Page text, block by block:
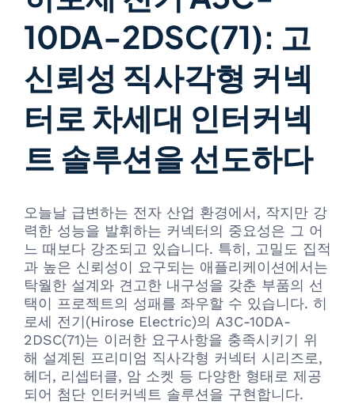
10DA-2DSC(71): 고
신뢰성 직사각형 커넥
터로 차세대 인터커넥
트 솔루션을 선도하다
오늘날 급변하는 전자 산업 환경에서, 작지만 강
력한 성능을 발휘하는 커넥터의 중요성은 그 어
느 때보다 강조되고 있습니다. 특히, 고밀도 집적
과 높은 신뢰성이 요구되는 애플리케이션에서는
탁월한 설계와 견고한 내구성을 갖춘 부품의 선
택이 프로젝트의 성패를 좌우할 수 있습니다. 히
로세 전기(Hirose Electric)의 A3C-10DA-
2DSC(71)는 이러한 요구사항을 충족시키기 위
해 설계된 프리미엄 직사각형 커넥터 시리즈로,
헤더, 리셉터클, 암 소켓 등 다양한 형태로 제공
되어 첨단 인터커넥트 솔루션을 구현합니다.